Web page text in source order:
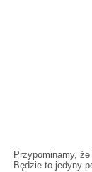
Przypominamy,
Będzie to jedyny